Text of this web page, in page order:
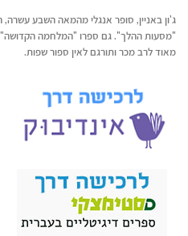
ג'ון באניין, סופר אנגלי מהמאה השבע עשרה,
"מסעות ההלך". גם ספרו "המלחמה
מאוד לרב מכר ותורגם לאין ספור שפות.